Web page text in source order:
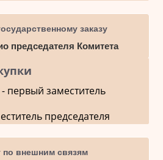
заказу
председателя Комитета
- первый заместитель
председателя
по внешним связям